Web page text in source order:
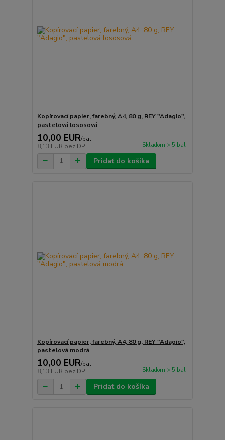
Kopírovací papier, farebný, A4, 80 g, REY "Adagio",
pastelová lososová
10,00 EUR/bal
8,13 EUR bez DPH Skladom > 5 bal
Pridať do košíka
Kopírovací papier, farebný, A4, 80 g, REY "Adagio",
pastelová modrá
10,00 EUR/bal
8,13 EUR bez DPH Skladom > 5 bal
Pridať do košíka